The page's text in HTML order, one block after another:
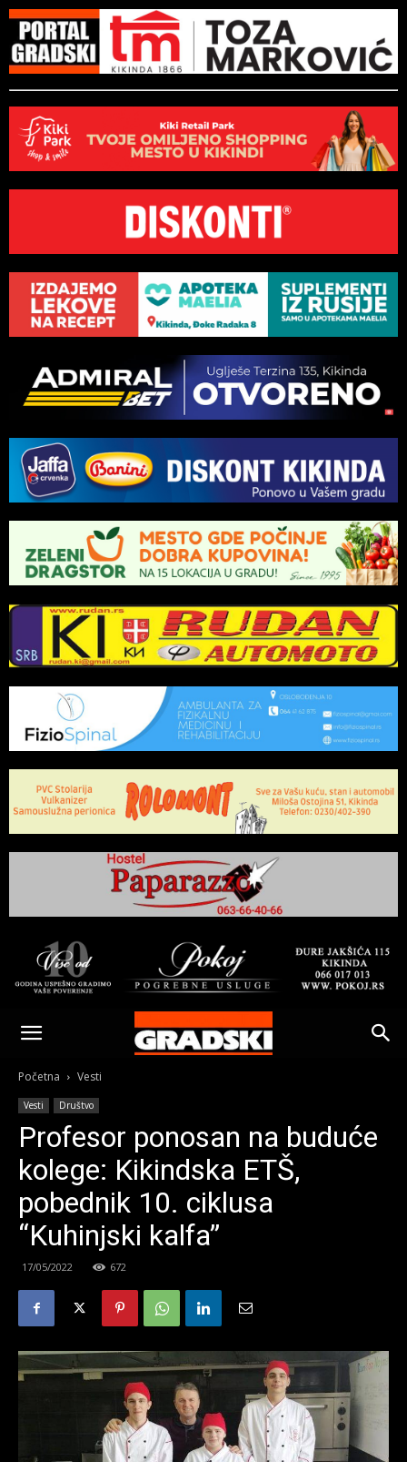
Gradski
Online
Kikinda
Početna Vesti
Vesti Društvo
Profesor ponosan na buduće
kolege: Kikindska ETŠ,
pobednik 10. ciklusa
“Kuhinjski kalfa”
17/05/2022 672